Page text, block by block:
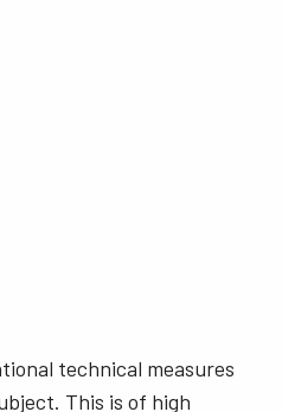
technical measures
This is of high